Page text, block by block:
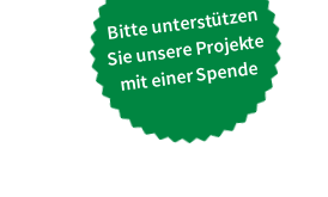
Bitte unterstützen
Sie unsere Projekte
mit einer Spende